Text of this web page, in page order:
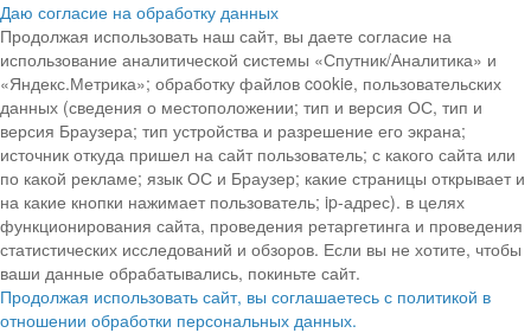
Даю согласие на обработку данных
Продолжая использовать наш сайт, вы даете согласие на
использование аналитической системы «Спутник/Аналитика» и
«Яндекс.Метрика»; обработку файлов cookie, пользовательских
данных (сведения о местоположении; тип и версия ОС, тип и
версия Браузера; тип устройства и разрешение его экрана;
источник откуда пришел на сайт пользователь; с какого сайта или
по какой рекламе; язык ОС и Браузер; какие страницы открывает и
на какие кнопки нажимает пользователь; ip-адрес). в целях
функционирования сайта, проведения ретаргетинга и проведения
статистических исследований и обзоров. Если вы не хотите, чтобы
ваши данные обрабатывались, покиньте сайт.
Продолжая использовать сайт, вы соглашаетесь с политикой в
отношении обработки персональных данных.